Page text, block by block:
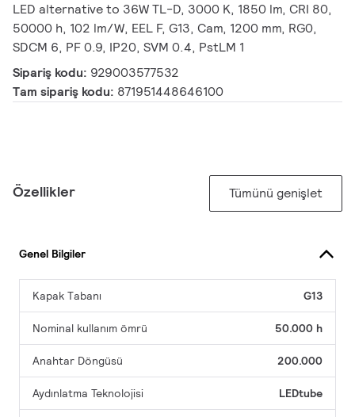
LED alternative to 36W TL-D, 3000 K, 1850 lm, CRI 80,
50000 h, 102 lm/W, EEL F, G13, Cam, 1200 mm, RG0,
SDCM 6, PF 0.9, IP20, SVM 0.4, PstLM 1
Sipariş kodu: 929003577532
Tam sipariş kodu: 871951448646100
Özellikler Tümünü genişlet
Genel Bilgiler
Kapak Tabanı G13
Nominal kullanım ömrü 50.000 h
Anahtar Döngüsü 200.000
Aydınlatma Teknolojisi LEDtube